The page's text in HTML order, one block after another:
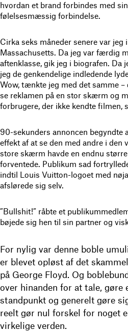
hvordan et brand forbindes med
følelsesmæssig forbindelse.
Cirka seks måneder senere var jeg
Massachusetts. Da jeg var færdig
aftenklasse, gik jeg i biografen. Da
jeg de genkendelige indledende
Wow, tænkte jeg med det samme –
se reklamen på en stor skærm og
forbrugere, der ikke kendte filmen,
90-sekunders annoncen begyndte
effekt af at se den med andre i den
store skærm havde en endnu
forventede. Publikum sad
indtil Louis Vuitton-logoet med
afslørede sig selv.
”Bullshit!” råbte et
bøjede sig hen til sin partner og
For nylig var denne boble
er blevet opløst af det
på George Floyd. Og
over hinanden for at tale, gøre
standpunkt og generelt gøre
reelt gør nul forskel for noget
virkelige verden.